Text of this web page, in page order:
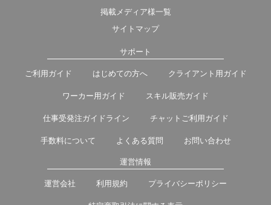
掲載メディア様一覧
サイトマップ
サポート
ご利用ガイド はじめての方へ クライアント用ガイド
ワーカー用ガイド スキル販売ガイド
仕事受発注ガイドライン チャットご利用ガイド
手数料について よくある質問 お問い合わせ
運営情報
運営会社 利用規約 プライバシーポリシー